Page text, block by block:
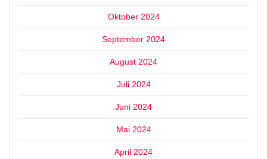
Oktober 2024
September 2024
August 2024
Juli 2024
Juni 2024
Mai 2024
April 2024